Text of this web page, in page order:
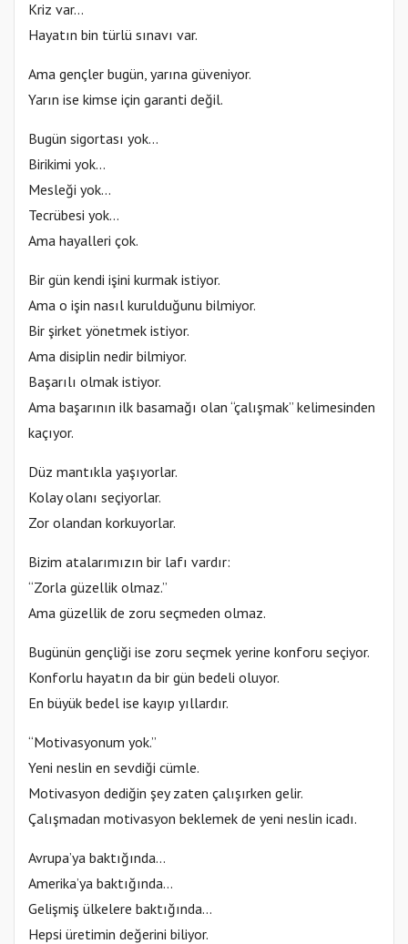
Kriz var…
Hayatın bin türlü sınavı var.
Ama gençler bugün, yarına güveniyor.
Yarın ise kimse için garanti değil.
Bugün sigortası yok…
Birikimi yok…
Mesleği yok…
Tecrübesi yok…
Ama hayalleri çok.
Bir gün kendi işini kurmak istiyor.
Ama o işin nasıl kurulduğunu bilmiyor.
Bir şirket yönetmek istiyor.
Ama disiplin nedir bilmiyor.
Başarılı olmak istiyor.
Ama başarının ilk basamağı olan “çalışmak” kelimesinden
kaçıyor.
Düz mantıkla yaşıyorlar.
Kolay olanı seçiyorlar.
Zor olandan korkuyorlar.
Bizim atalarımızın bir lafı vardır:
“Zorla güzellik olmaz.”
Ama güzellik de zoru seçmeden olmaz.
Bugünün gençliği ise zoru seçmek yerine konforu seçiyor.
Konforlu hayatın da bir gün bedeli oluyor.
En büyük bedel ise kayıp yıllardır.
“Motivasyonum yok.”
Yeni neslin en sevdiği cümle.
Motivasyon dediğin şey zaten çalışırken gelir.
Çalışmadan motivasyon beklemek de yeni neslin icadı.
Avrupa’ya baktığında…
Amerika’ya baktığında…
Gelişmiş ülkelere baktığında…
Hepsi üretimin değerini biliyor.